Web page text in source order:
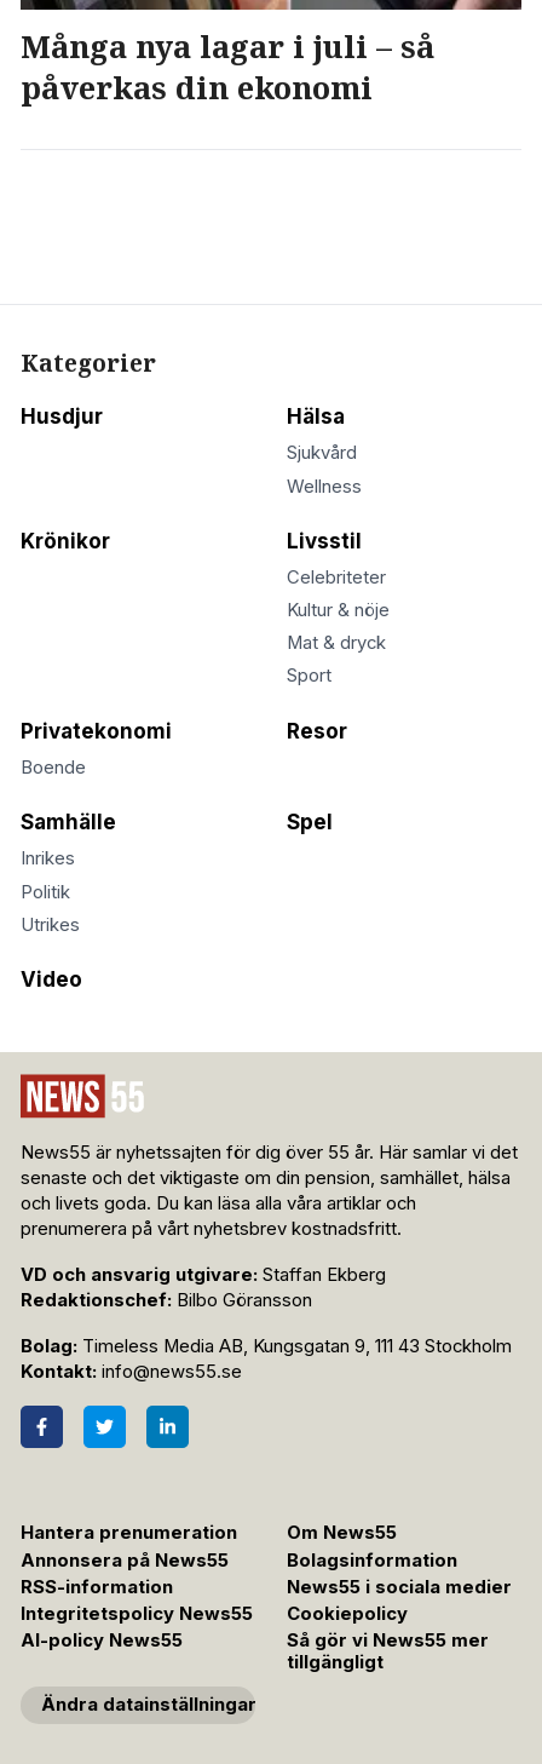
Många nya lagar i juli – så
påverkas din ekonomi
Kategorier
Husdjur Hälsa
Sjukvård
Wellness
Krönikor Livsstil
Celebriteter
Kultur & nöje
Mat & dryck
Sport
Privatekonomi
Boende
Resor
Samhälle
Inrikes
Politik
Utrikes
Spel
Video
News55 är nyhetssajten för dig över 55 år. Här samlar vi det
senaste och det viktigaste om din pension, samhället, hälsa
och livets goda. Du kan läsa alla våra artiklar och
prenumerera på vårt nyhetsbrev kostnadsfritt.
VD och ansvarig utgivare: Staffan Ekberg
Redaktionschef: Bilbo Göransson
Bolag: Timeless Media AB, Kungsgatan 9, 111 43 Stockholm
Kontakt: info@news55.se
Hantera prenumeration
Om News55
Annonsera på News55
Bolagsinformation
RSS-information
News55 i sociala medier
Integritetspolicy News55
Cookiepolicy
AI-policy News55
Så gör vi News55 mer
tillgängligt
Ändra datainställningar